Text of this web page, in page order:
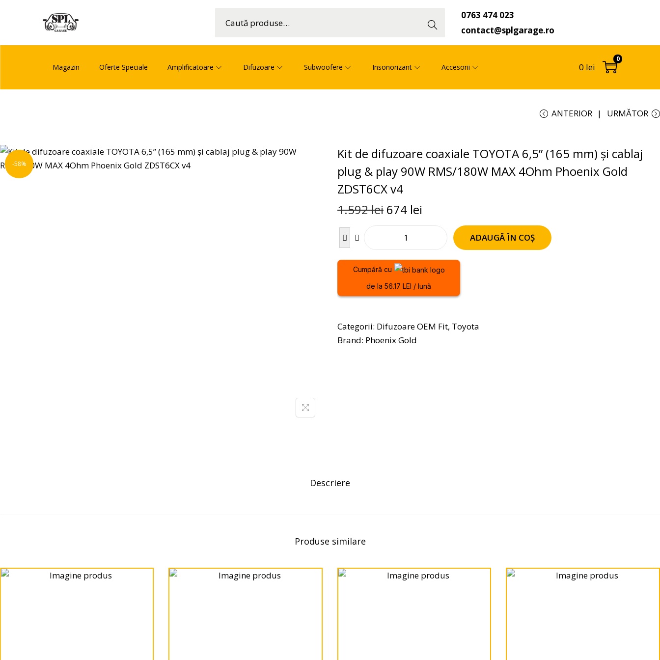
ă
0763 474 023
contact@splgarage.ro
Magazin Oferte Speciale Amplificatoare Difuzoare Subwoofere Insonorizant Accesorii 0 lei
0
ANTERIOR URMĂTOR
-58%
Kit de difuzoare coaxiale TOYOTA 6,5” (165 mm) și cablaj
plug & play 90W RMS/180W MAX 4Ohm Phoenix Gold
ZDST6CX v4
1.592lei 674 lei
ADAUGĂ ÎN COȘ
Cumpără cu
de la 56.17 LEI / lună
Categorii: Difuzoare OEM Fit, Toyota
Brand: Phoenix Gold
Descriere
Produse similare